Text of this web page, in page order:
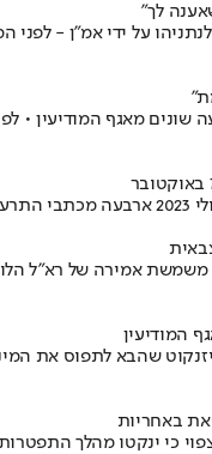
לך"
על ידי אמ"ן - לפני
מכתבי התרעה שונים מאגף
אמירה של רא"ל
המודיעין
שהבא לתפוס את
באחריות
כי ינקטו מהלך